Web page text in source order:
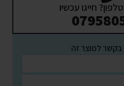
חייגו עכשיו
בקשר למוצר זה
יחזרו אליכם בהקדם